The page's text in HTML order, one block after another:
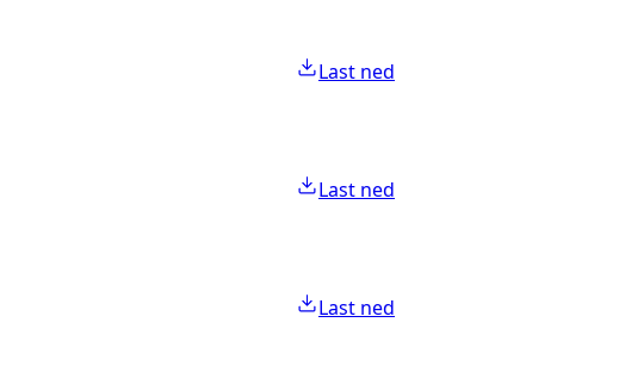
Last ned
Last ned
Last ned